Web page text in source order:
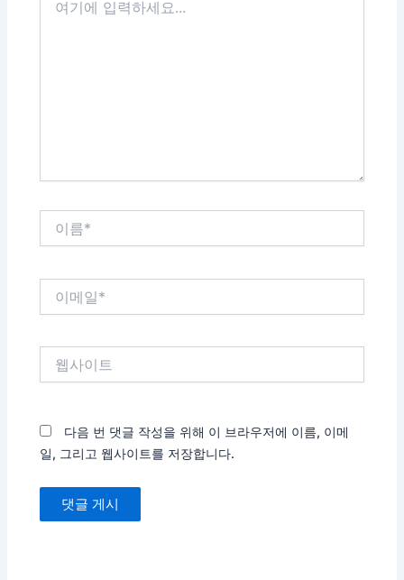
다음 번 댓글 작성을 위해 이 브라우저에 이름, 이메
일, 그리고 웹사이트를 저장합니다.